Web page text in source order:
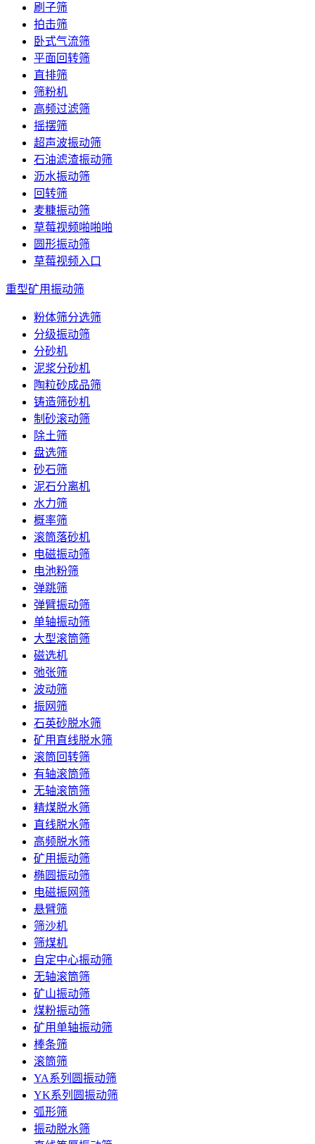
刷子筛
拍击筛
卧式气流筛
平面回转筛
直排筛
筛粉机
高频过滤筛
摇摆筛
超声波振动筛
石油滤渣振动筛
沥水振动筛
回转筛
麦糠振动筛
草莓视频啪啪啪
圆形振动筛
草莓视频入口
重型矿用振动筛
粉体筛分选筛
分级振动筛
分砂机
泥浆分砂机
陶粒砂成品筛
铸造筛砂机
制砂滚动筛
除土筛
盘选筛
砂石筛
泥石分离机
水力筛
概率筛
滚筒落砂机
电磁振动筛
电池粉筛
弹跳筛
弹臂振动筛
单轴振动筛
大型滚筒筛
磁选机
弛张筛
波动筛
振网筛
石英砂脱水筛
矿用直线脱水筛
滚筒回转筛
有轴滚筒筛
无轴滚筒筛
精煤脱水筛
直线脱水筛
高频脱水筛
矿用振动筛
椭圆振动筛
电磁振网筛
悬臂筛
筛沙机
筛煤机
自定中心振动筛
无轴滚筒筛
矿山振动筛
煤粉振动筛
矿用单轴振动筛
棒条筛
滚筒筛
YA系列圆振动筛
YK系列圆振动筛
弧形筛
振动脱水筛